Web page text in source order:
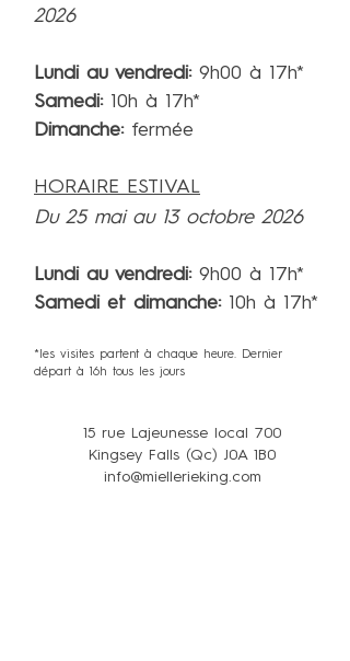
2026
Lundi au vendredi:9h00 à 17h*
Samedi:10h à 17h*
Dimanche:fermée
HORAIRE ESTIVAL
Du 25 mai au 13 octobre 2026
Lundi au vendredi:9h00 à 17h*
Samedi et dimanche:10h à 17h*
*les visites partent à chaque heure. Dernier
départ à 16h tous les jours
15 rue Lajeunesse local 700
Kingsey Falls (Qc) J0A 1B0
info@miellerieking.com